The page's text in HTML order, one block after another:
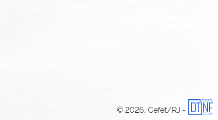
© 2026, Cefet/RJ -